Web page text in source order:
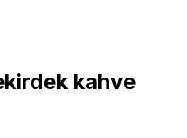
kahve